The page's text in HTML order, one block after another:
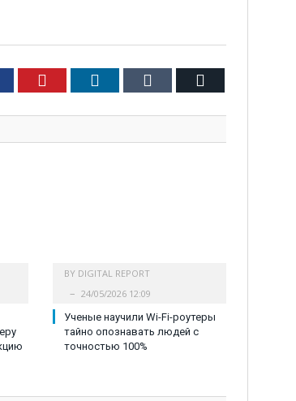
Facebook Pinterest LinkedIn Tumblr
BY DIGITAL REPORT
24/05/2026 12:09
Ученые научили Wi-Fi-роутеры
тайно опознавать людей с
точностью 100%